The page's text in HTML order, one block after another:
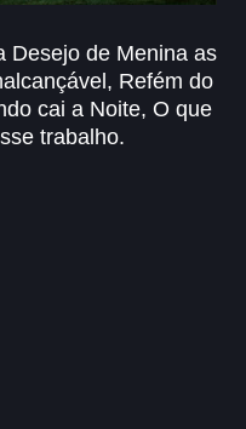
Desejo de Menina as
Refém do
cai a Noite, O que
trabalho.